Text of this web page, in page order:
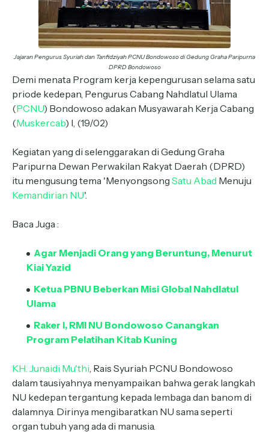
Jajaran Pengurus Syuriah dan Tanfidziyah PCNU Bondowoso di Gedung Graha Paripurna
DPRD Bondowoso
Demi menata Program kerja kepengurusan selama satu
priode kedepan, Pengurus Cabang Nahdlatul Ulama
(PCNU) Bondowoso adakan Musyawarah Kerja Cabang
(Muskercab) I, (19/02)
Kegiatan yang di selenggarakan di Gedung Graha
Paripurna Dewan Perwakilan Rakyat Daerah (DPRD)
itu mengusung tema 'Menyongsong Satu Abad Menuju
Kemandirian NU'.
Baca Juga :
Agar Menjadi Orang yang Beruntung, Menurut
Kiai Yazid
Ketua PBNU Beberkan Misi Global Nahdlatul
Ulama
Raker I, RMI NU Bondowoso Canangkan
Program Pelatihan Kitab Kuning
KH. Junaidi Mu'thi, Rais Syuriah PCNU Bondowoso
dalam tausiyahnya menyampaikan bahwa gerak langkah
NU kedepan tergantung kepada lembaga dan banom di
dalamnya. Dirinya mengibaratkan NU sama seperti
organ tubuh yang ada di manusia.